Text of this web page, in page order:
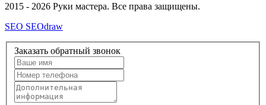
2015 - 2026 Руки мастера. Все права защищены.
SEO SEOdraw
Заказать обратный звонок